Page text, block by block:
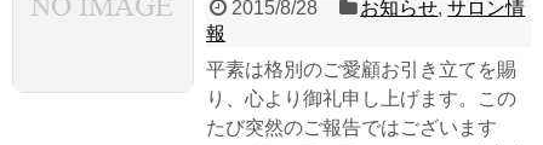
2015/8/28 お知らせ,サロン情
報
平素は格別のご愛顧お引き立てを賜
り、心より御礼申し上げます。この
たび突然のご報告ではございます